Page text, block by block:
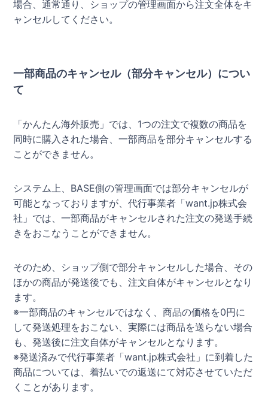
場合、通常通り、ショップの管理画面から注文全体をキ
ャンセルしてください。
一部商品のキャンセル（部分キャンセル）につい
て
「かんたん海外販売」では、1つの注文で複数の商品を
同時に購入された場合、一部商品を部分キャンセルする
ことができません。
システム上、BASE側の管理画面では部分キャンセルが
可能となっておりますが、代行事業者「want.jp株式会
社」では、一部商品がキャンセルされた注文の発送手続
きをおこなうことができません。
そのため、ショップ側で部分キャンセルした場合、その
ほかの商品が発送後でも、注文自体がキャンセルとなり
ます。
※一部商品のキャンセルではなく、商品の価格を0円に
して発送処理をおこない、実際には商品を送らない場合
も、発送後に注文自体がキャンセルとなります。
※発送済みで代行事業者「want.jp株式会社」に到着した
商品については、着払いでの返送にて対応させていただ
くことがあります。